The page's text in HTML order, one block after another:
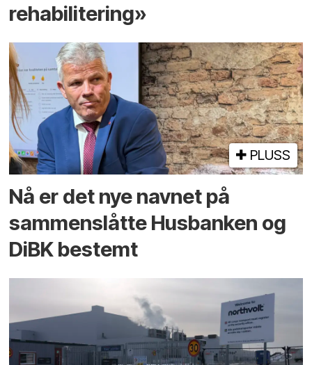
rehabilitering»
PLUSS
Nå er det nye navnet på
sammenslåtte Husbanken og
DiBK bestemt